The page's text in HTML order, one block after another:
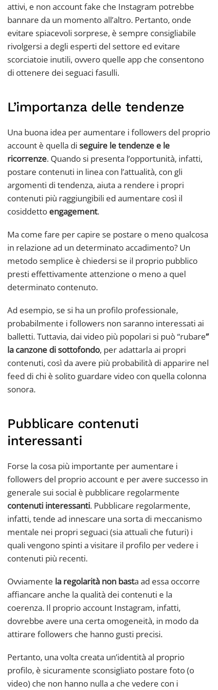
attivi, e non account fake che Instagram potrebbe
bannare da un momento all’altro. Pertanto, onde
evitare spiacevoli sorprese, è sempre consigliabile
rivolgersi a degli esperti del settore ed evitare
scorciatoie inutili, ovvero quelle app che consentono
di ottenere dei seguaci fasulli.
L’importanza delle tendenze
Una buona idea per aumentare i followers del proprio
account è quella di seguire le tendenze e le
ricorrenze. Quando si presenta l’opportunità, infatti,
postare contenuti in linea con l’attualità, con gli
argomenti di tendenza, aiuta a rendere i propri
contenuti più raggiungibili ed aumentare così il
cosiddetto engagement.
Ma come fare per capire se postare o meno qualcosa
in relazione ad un determinato accadimento? Un
metodo semplice è chiedersi se il proprio pubblico
presti effettivamente attenzione o meno a quel
determinato contenuto.
Ad esempio, se si ha un profilo professionale,
probabilmente i followers non saranno interessati ai
balletti. Tuttavia, dai video più popolari si può “rubare”
la canzone di sottofondo, per adattarla ai propri
contenuti, così da avere più probabilità di apparire nel
feed di chi è solito guardare video con quella colonna
sonora.
Pubblicare contenuti
interessanti
Forse la cosa più importante per aumentare i
followers del proprio account e per avere successo in
generale sui social è pubblicare regolarmente
contenuti interessanti. Pubblicare regolarmente,
infatti, tende ad innescare una sorta di meccanismo
mentale nei propri seguaci (sia attuali che futuri) i
quali vengono spinti a visitare il profilo per vedere i
contenuti più recenti.
Ovviamente la regolarità non basta ad essa occorre
affiancare anche la qualità dei contenuti e la
coerenza. Il proprio account Instagram, infatti,
dovrebbe avere una certa omogeneità, in modo da
attirare followers che hanno gusti precisi.
Pertanto, una volta creata un’identità al proprio
profilo, è sicuramente sconsigliato postare foto (o
video) che non hanno nulla a che vedere con i